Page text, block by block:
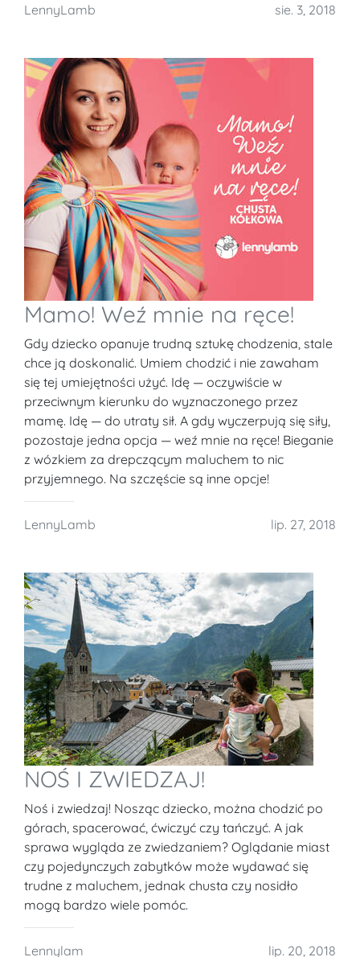
LennyLamb sie. 3, 2018
Mamo! Weź mnie na ręce!
Gdy dziecko opanuje trudną sztukę chodzenia, stale
chce ją doskonalić. Umiem chodzić i nie zawaham
się tej umiejętności użyć. Idę — oczywiście w
przeciwnym kierunku do wyznaczonego przez
mamę. Idę — do utraty sił. A gdy wyczerpują się siły,
pozostaje jedna opcja — weź mnie na ręce! Bieganie
z wózkiem za drepczącym maluchem to nic
przyjemnego. Na szczęście są inne opcje!
LennyLamb lip. 27, 2018
NOŚ I ZWIEDZAJ!
Noś i zwiedzaj! Nosząc dziecko, można chodzić po
górach, spacerować, ćwiczyć czy tańczyć. A jak
sprawa wygląda ze zwiedzaniem? Oglądanie miast
czy pojedynczych zabytków może wydawać się
trudne z maluchem, jednak chusta czy nosidło
mogą bardzo wiele pomóc.
Lennylam lip. 20, 2018